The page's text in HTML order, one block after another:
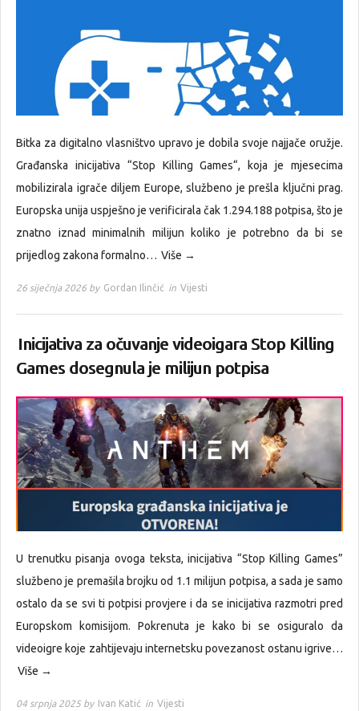
Bitka za digitalno vlasništvo upravo je dobila svoje najjače oružje.
Građanska inicijativa “Stop Killing Games“, koja je mjesecima
mobilizirala igrače diljem Europe, službeno je prešla ključni prag.
Europska unija uspješno je verificirala čak 1.294.188 potpisa, što je
znatno iznad minimalnih milijun koliko je potrebno da bi se
prijedlog zakona formalno… Više →
26 siječnja 2026 by Gordan Ilinčić in Vijesti
Inicijativa za očuvanje videoigara Stop Killing
Games dosegnula je milijun potpisa
U trenutku pisanja ovoga teksta, inicijativa “Stop Killing Games”
službeno je premašila brojku od 1.1 milijun potpisa, a sada je samo
ostalo da se svi ti potpisi provjere i da se inicijativa razmotri pred
Europskom komisijom. Pokrenuta je kako bi se osiguralo da
videoigre koje zahtijevaju internetsku povezanost ostanu igrive…
Više →
04 srpnja 2025 by Ivan Katić in Vijesti